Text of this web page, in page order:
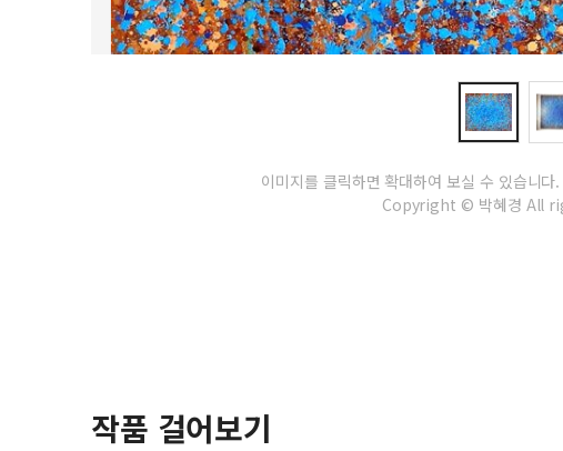
이미지를 클릭하면 확대하여 보실 수 있습니다.
Copyright © 박혜경 All
작품 걸어보기